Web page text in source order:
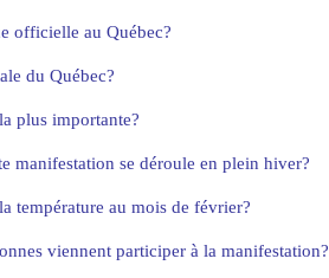
officielle au Québec?
du Québec?
plus importante?
manifestation se déroule en plein hiver?
température au mois de février?
viennent participer à la manifestation?